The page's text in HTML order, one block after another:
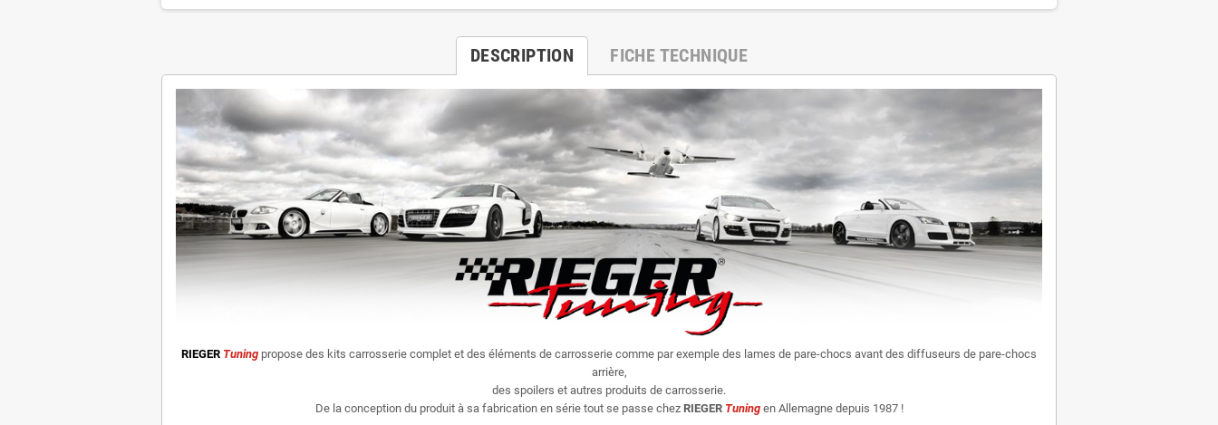
DESCRIPTION FICHE TECHNIQUE
RIEGER Tuning propose des kits carrosserie complet et des éléments de carrosserie comme par exemple des lames de pare-chocs avant des diffuseurs de pare-chocs
arrière,
des spoilers et autres produits de carrosserie.
De la conception du produit à sa fabrication en série tout se passe chez RIEGER Tuningen Allemagne depuis 1987 !